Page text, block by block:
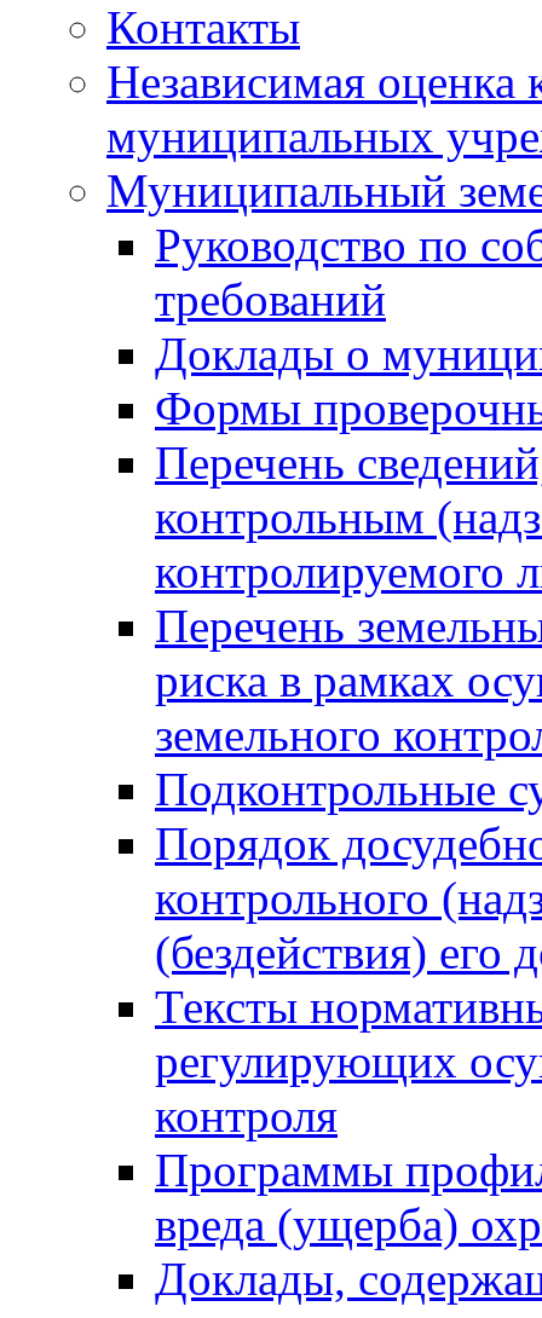
Контакты
Независимая оценка
муниципальных
Муниципальный
Руководство по
требований
Доклады о
Формы
Перечень
контрольным
контролируемого
Перечень
риска в рамках
земельного
Подконтрольные
Порядок
контрольного
(бездействия)
Тексты
регулирующих
контроля
Программы
вреда (ущерба)
Доклады,